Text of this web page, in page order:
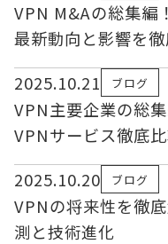
VPN M&Aの総集編
最新動向と影響を
2025.10.21
ブログ
VPN主要企業の総
VPNサービス徹底
2025.10.20
ブログ
VPNの将来性を徹
測と技術進化